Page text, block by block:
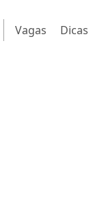
Vagas Dicas